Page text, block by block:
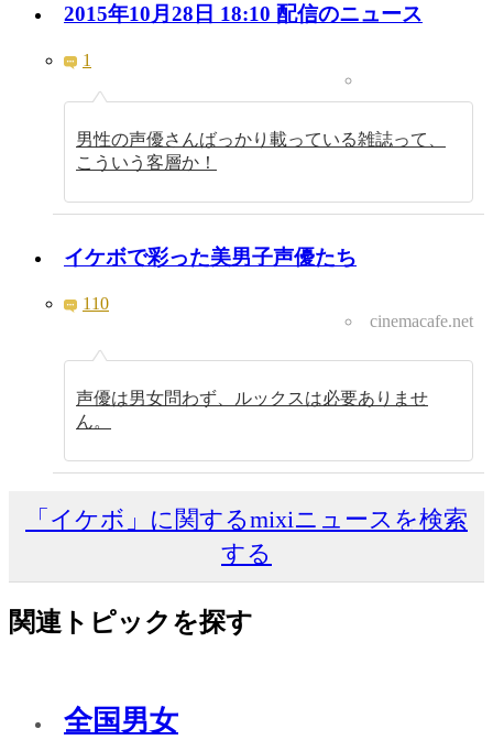
2015年10月28日 18:10 配信のニュース
1
男性の声優さんばっかり載っている雑誌って、
こういう客層か！
イケボで彩った美男子声優たち
110
cinemacafe.net
声優は男女問わず、ルックスは必要ありませ
ん。
「イケボ」に関するmixiニュースを検索
する
関連トピックを探す
全国男女